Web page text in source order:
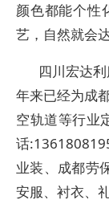
颜色都能个性
艺，自然就会
四川宏达
年来已经为成
空轨道等行业
话
业装、成都劳
安服、衬衣、